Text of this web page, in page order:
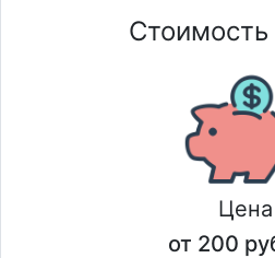
Стоимость
Цена
от 200